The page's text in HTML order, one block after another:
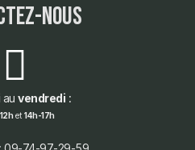
nous
au vendredi :
et 14h-17h